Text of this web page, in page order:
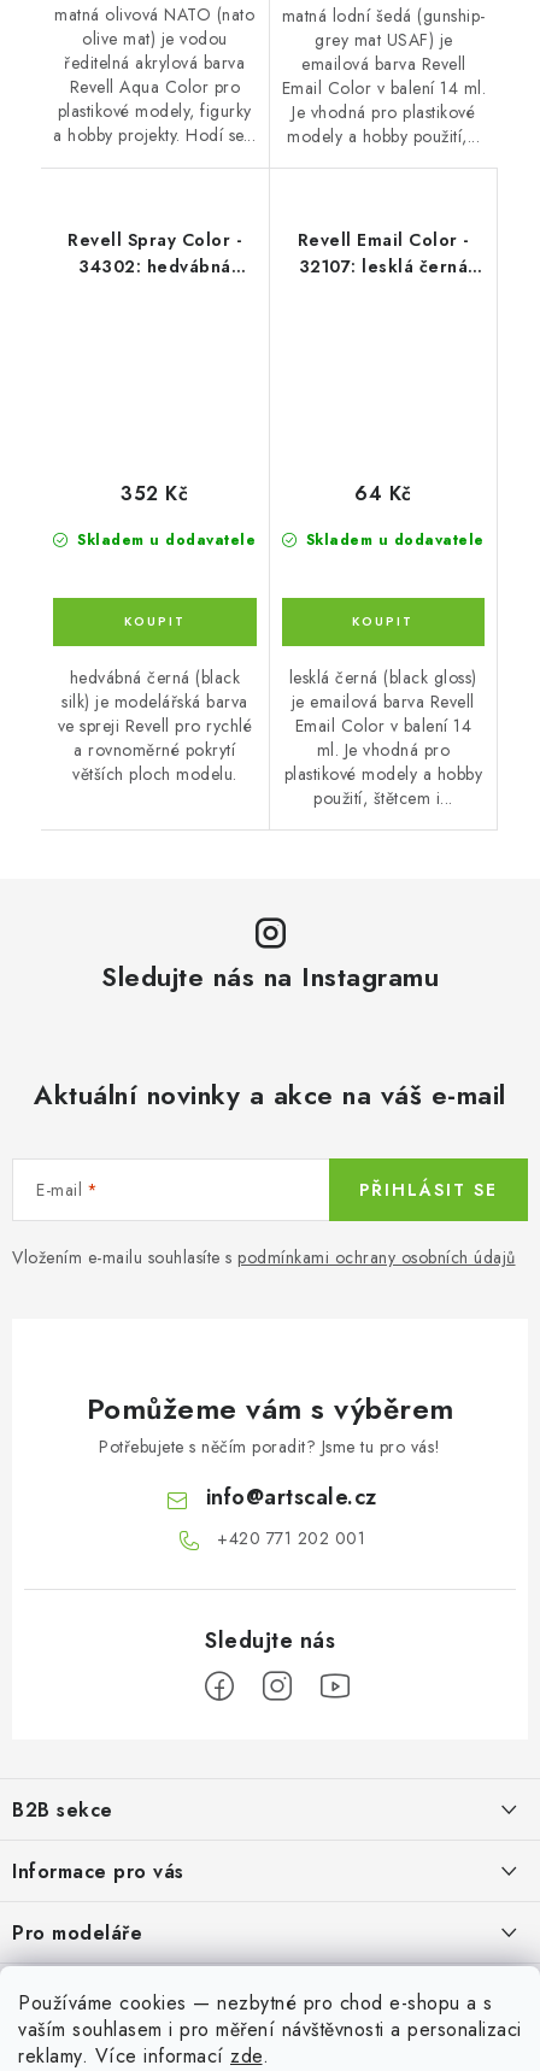
Používáme cookies — nezbytné pro chod e-shopu a s
vaším souhlasem i pro měření návštěvnosti a personalizaci
reklamy. Více informací zde.
matná olivová NATO (nato
olive mat) je vodou
ředitelná akrylová barva
Revell Aqua Color pro
plastikové modely, figurky
a hobby projekty. Hodí se...
matná lodní šedá (gunship-
grey mat USAF) je
emailová barva Revell
Email Color v balení 14 ml.
Je vhodná pro plastikové
modely a hobby použití,...
Revell Spray Color -
34302: hedvábná
Skladem u dodavatele
352 Kč
hedvábná černá (black
silk) je modelářská barva
ve spreji Revell pro rychlé
a rovnoměrné pokrytí
větších ploch modelu.
Revell Email Color -
32107: lesklá černá
Skladem u dodavatele
64 Kč
lesklá černá (black gloss)
je emailová barva Revell
Email Color v balení 14
ml. Je vhodná pro
plastikové modely a hobby
použití, štětcem i...
Sledujte nás na Instagramu
Aktuální novinky a akce na váš e-mail
E-mail
Vložením e-mailu souhlasíte s podmínkami ochrany osobních údajů
PŘIHLÁSIT SE
Pomůžeme vám s výběrem
Potřebujete s něčím poradit? Jsme tu pro vás!
info@artscale.cz
+420 771 202 001​
p
a
B2B sekce
poskytování odpovídajících služeb a servisu
REGISTRACE
Informace pro vás
Moje objednávka
Kontakty
Doprava a platba
Pro modeláře
Modelářský slovník Art Scale
Můj účet
Přihlásit se